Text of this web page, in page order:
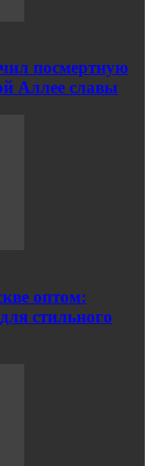
посмертную
Аллее славы
оптом:
стильного